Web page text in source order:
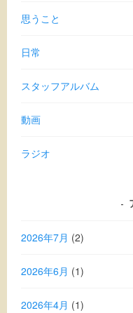
思うこと
日常
スタッフアルバム
動画
ラジオ
2026年7月 (2)
2026年6月 (1)
2026年4月 (1)